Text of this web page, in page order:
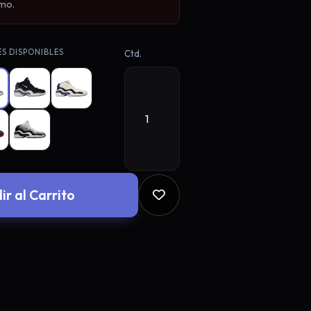
DISPONIBLES Ctd.
al Carrito
una tirada gratis en la